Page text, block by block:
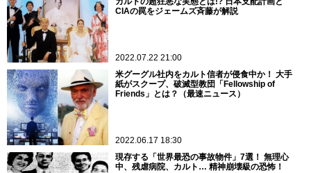
CIAの罠をジェームズ斉藤が解説
2022.07.22 21:00
米グーグル社内をカルト信者が侵食中か！ 大手
紙がスクープ、破滅型教団「Fellowship of
Friends」とは？（最速ニュース）
2022.06.17 18:30
現存する「世界最恐の事故物件」7選！ 無理心
中、残虐病院、カルト… 精神崩壊級の恐怖！